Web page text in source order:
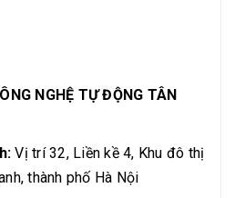
NGHỆ TỰ ĐỘNG TÂN
Vị trí 32, Liền kề 4, Khu đô thị
thành phố Hà Nội